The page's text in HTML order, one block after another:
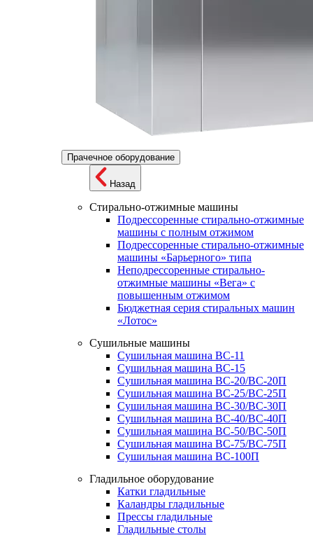
Прачечное оборудование
Назад
Стирально-отжимные машины
Подрессоренные стирально-отжимные
машины с полным отжимом
Подрессоренные стирально-отжимные
машины «Барьерного» типа
Неподрессоренные стирально-
отжимные машины «Вега» с
повышенным отжимом
Бюджетная серия стиральных машин
«Лотос»
Сушильные машины
Сушильная машина ВС-11
Сушильная машина ВС-15
Сушильная машина ВС-20/ВС-20П
Сушильная машина ВС-25/ВС-25П
Сушильная машина ВС-30/ВС-30П
Сушильная машина ВС-40/ВС-40П
Сушильная машина ВС-50/ВС-50П
Сушильная машина ВС-75/ВС-75П
Сушильная машина ВС-100П
Гладильное оборудование
Катки гладильные
Каландры гладильные
Прессы гладильные
Гладильные столы